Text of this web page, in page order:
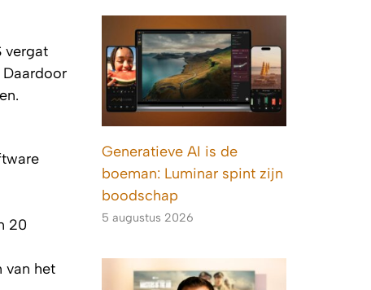
vergat
20
van het
Generatieve AI is de
boeman: Luminar spint zijn
boodschap
5 augustus 2026